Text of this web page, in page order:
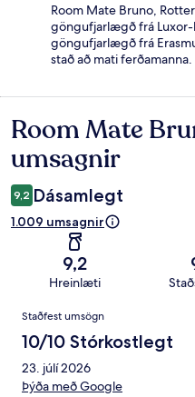
Room Mate Bruno,
göngufjarlægð frá Luxor-
göngufjarlægð frá
stað að mati ferðamanna.
Umsagnir
Room Mate
umsagnir
9,2 Dásamlegt
1.009 umsagnir
9,2
Hreinlæti
Umsagnir
Staðfest umsögn
10/10 Stórkostlegt
23. júlí 2026
Þýða með Google